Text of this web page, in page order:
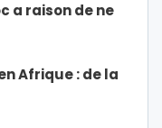
a raison de ne
Afrique : de la